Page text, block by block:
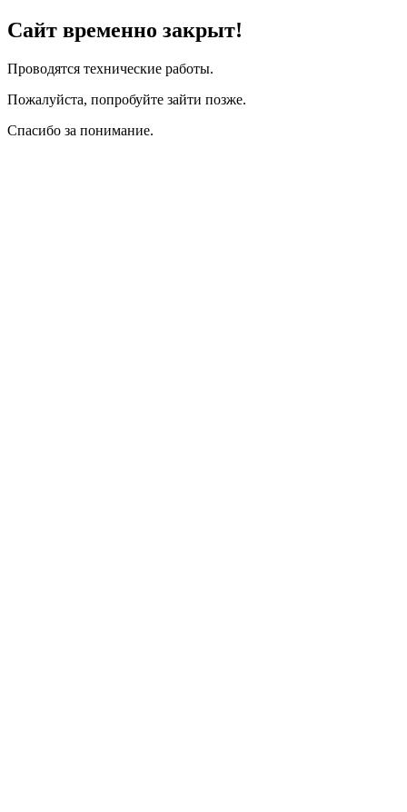
Сайт временно закрыт!
Проводятся технические работы.
Пожалуйста, попробуйте зайти позже.
Спасибо за понимание.